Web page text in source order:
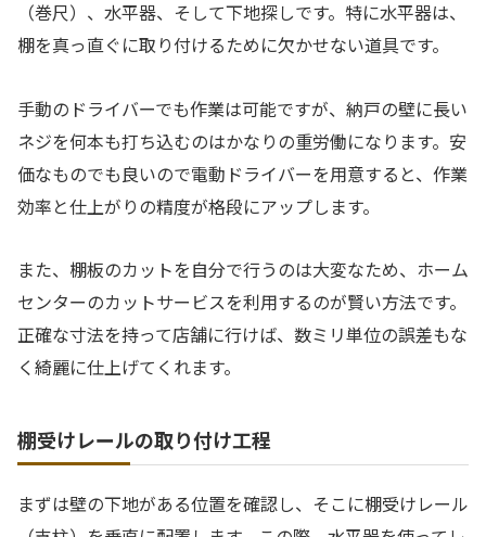
（巻尺）、水平器、そして下地探しです。特に水平器は、
棚を真っ直ぐに取り付けるために欠かせない道具です。
手動のドライバーでも作業は可能ですが、納戸の壁に長い
ネジを何本も打ち込むのはかなりの重労働になります。安
価なものでも良いので電動ドライバーを用意すると、作業
効率と仕上がりの精度が格段にアップします。
また、棚板のカットを自分で行うのは大変なため、ホーム
センターのカットサービスを利用するのが賢い方法です。
正確な寸法を持って店舗に行けば、数ミリ単位の誤差もな
く綺麗に仕上げてくれます。
棚受けレールの取り付け工程
まずは壁の下地がある位置を確認し、そこに棚受けレール